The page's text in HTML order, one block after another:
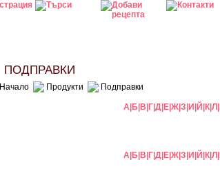
ПОДПРАВКИ
Начало Продукти Подправки
А Б В Г Д Е Ж З И Й К Л
А Б В Г Д Е Ж З И Й К Л